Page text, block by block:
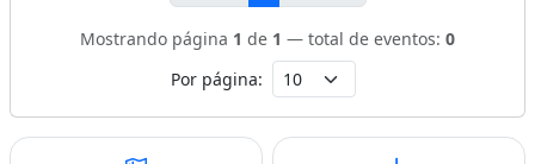
Mostrando página 1 de 1 — total de eventos: 0
Por página: